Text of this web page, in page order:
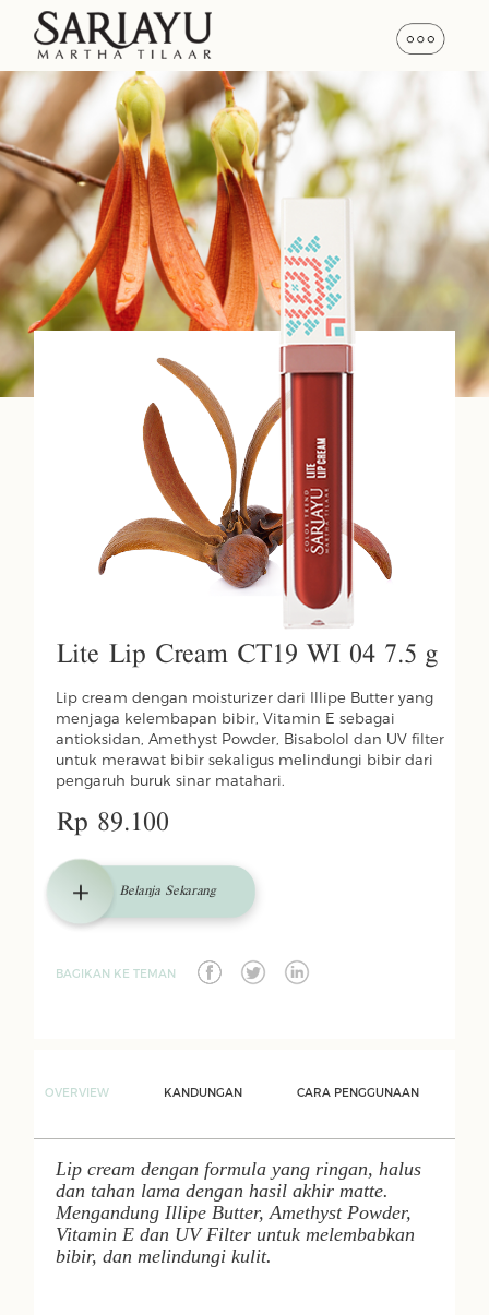
Lite Lip Cream CT19 WI 04 7.5 g
Lip cream dengan moisturizer dari Illipe Butter yang
menjaga kelembapan bibir, Vitamin E sebagai
antioksidan, Amethyst Powder, Bisabolol dan UV filter
untuk merawat bibir sekaligus melindungi bibir dari
pengaruh buruk sinar matahari.
Rp 89.100
Belanja Sekarang
BAGIKAN KE TEMAN
OVERVIEW KANDUNGAN CARA PENGGUNAAN
Lip cream dengan formula yang ringan, halus
dan tahan lama dengan hasil akhir matte.
Mengandung Illipe Butter, Amethyst Powder,
Vitamin E dan UV Filter untuk melembabkan
bibir, dan melindungi kulit.